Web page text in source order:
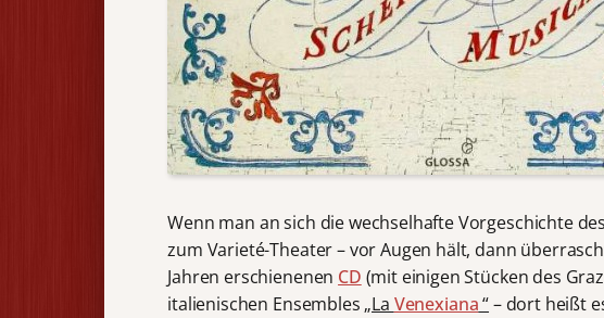
Wenn man an sich die wechselhafte Vorgeschichte
zum Varieté-Theater – vor Augen hält, dann
Jahren erschienenen CD (mit einigen Stücken des
italienischen Ensembles „La Venexiana“– dort heißt